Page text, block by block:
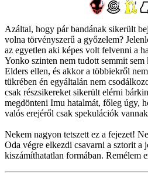
Azáltal, hogy pár bandának sikerült
volna törvényszerű a győzelem?
az egyetlen aki képes volt felvenni a
Yonko szinten nem tudott semmit
Elders ellen, és akkor a többiekről
tükrében én egyáltalán nem
csak részsikereket sikerült elérni
megdönteni Imu hatalmát, főleg úgy,
valós erejéről csak spekulációk
Nekem nagyon tetszett ez a fejezet!
Oda végre elkezdi csavarni a sztorit a
kiszámíthatatlan formában. Remélem